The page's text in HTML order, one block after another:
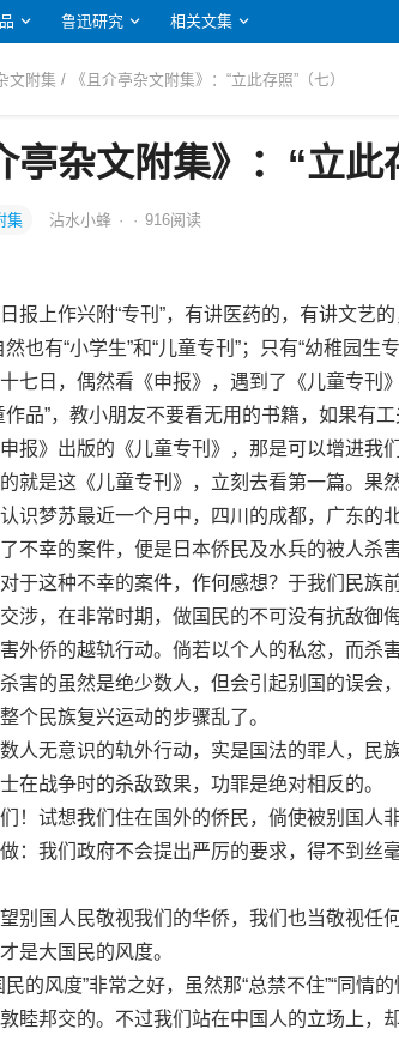
鲁迅研究 相关文集
文附集 / 《且介亭杂文附集》：“立此存照”（七）
亭杂文附集》：“立此
集 沾水小蜂 · · 916阅读
上作兴附“专刊”，有讲医药的，有讲文艺的
也有“小学生”和“儿童专刊”；只有“幼稚园生
日，偶然看《申报》，遇到了《儿童专刊
作品”，教小朋友不要看无用的书籍，如果有
报》出版的《儿童专刊》，那是可以增进我们
是这《儿童专刊》，立刻去看第一篇。果
识梦苏最近一个月中，四川的成都，广东的
了不幸的案件，便是日本侨民及水兵的被人杀
这种不幸的案件，作何感想？于我们民族前
，在非常时期，做国民的不可没有抗敌御
外侨的越轨行动。倘若以个人的私忿，而杀
害的虽然是绝少数人，但会引起别国的误会
个民族复兴运动的步骤乱了。
无意识的轨外行动，实是国法的罪人，民
在战争时的杀敌致果，功罪是绝对相反的。
试想我们住在国外的侨民，倘使被别国人
：我们政府不会提出严厉的要求，得不到丝
国人民敬视我们的华侨，我们也当敬视任
是大国民的风度。
风度”非常之好，虽然那“总禁不住”“同情的
睦邦交的。不过我们站在中国人的立场上，